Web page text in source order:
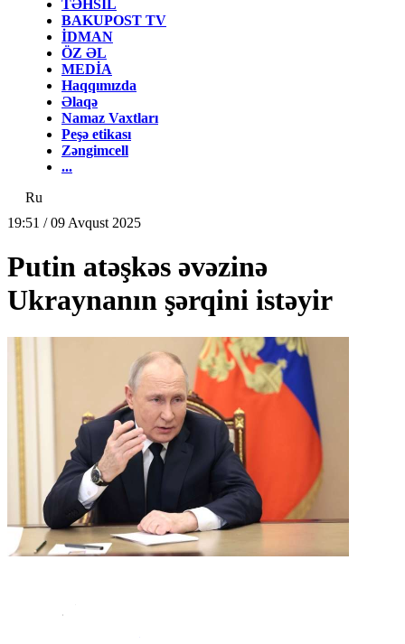
TƏHSİL
BAKUPOST TV
İDMAN
ÖZ ƏL
MEDİA
Haqqımızda
Əlaqə
Namaz Vaxtları
Peşə etikası
Zəngimcell
...
Ru
19:51 / 09 Avqust 2025
Putin atəşkəs əvəzinə
Ukraynanın şərqini istəyir